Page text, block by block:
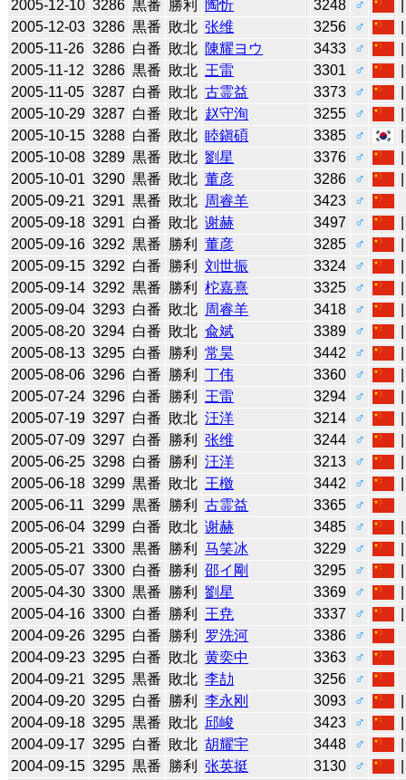
2005-12-10 3286 黒番 勝利 陶忻 3248 ♂
2005-12-03 3286 黒番 敗北 张维 3256 ♂
2005-11-26 3286 白番 敗北 陳耀ヨウ 3433 ♂
2005-11-12 3286 黒番 敗北 王雷 3301 ♂
2005-11-05 3287 白番 敗北 古霊益 3373 ♂
2005-10-29 3287 白番 敗北 赵守洵 3255 ♂
2005-10-15 3288 白番 敗北 睦鎭碩 3385 ♂
2005-10-08 3289 黒番 敗北 劉星 3376 ♂
2005-10-01 3290 黒番 敗北 董彦 3286 ♂
2005-09-21 3291 黒番 敗北 周睿羊 3423
♂
2005-09-18 3291 白番 敗北 谢赫 3497 ♂
2005-09-16 3292 黒番 勝利 董彦 3285 ♂
2005-09-15 3292 白番 勝利 刘世振 3324 ♂
2005-09-14 3292 黒番 勝利 柁嘉熹 3325 ♂
2005-09-04 3293 白番 敗北 周睿羊 3418 ♂
2005-08-20 3294 白番 敗北 兪斌 3389 ♂
2005-08-13 3295 白番 勝利 常昊 3442 ♂
2005-08-06 3296 白番 勝利 丁伟 3360 ♂
2005-07-24 3296 白番 勝利 王雷 3294 ♂
2005-07-19 3297 白番 敗北 汪洋 3214 ♂
2005-07-09 3297 白番 勝利 张维 3244 ♂
2005-06-25 3298 白番 勝利 汪洋 3213 ♂
2005-06-18 3299 黒番 敗北 王檄 3442 ♂
2005-06-11 3299 黒番 勝利 古霊益 3365
♂
2005-06-04 3299 白番 敗北 谢赫 3485 ♂
2005-05-21 3300 黒番 勝利 马笑冰 3229 ♂
2005-05-07 3300 白番 勝利 邵イ剛 3295 ♂
2005-04-30 3300 黒番 勝利 劉星 3369 ♂
2005-04-16 3300 白番 勝利 王尭 3337 ♂
2004-09-26 3295 白番 勝利 罗洗河 3386
♂
2004-09-23 3295 白番 敗北 黄奕中 3363
♂
2004-09-21 3295 黒番 敗北 李劼 3256
♂
2004-09-20 3295 白番 勝利 李永刚 3093 ♂
2004-09-18 3295 黒番 敗北 邱峻 3423 ♂
2004-09-17 3295 白番 敗北 胡耀宇 3448 ♂
2004-09-15 3295 黒番 勝利 张英挺 3130 ♂